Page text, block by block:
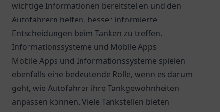
wichtige Informationen bereitstellen und den
Autofahrern helfen, besser informierte
Entscheidungen beim Tanken zu treffen.
Informationssysteme und Mobile Apps
Mobile Apps und Informationssysteme spielen
ebenfalls eine bedeutende Rolle, wenn es darum
geht, wie Autofahrer ihre Tankgewohnheiten
anpassen können. Viele Tankstellen bieten